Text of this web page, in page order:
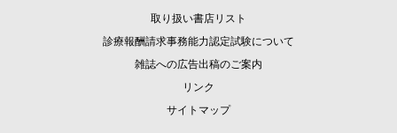
取り扱い書店リスト
診療報酬請求事務能力認定試験について
雑誌への広告出稿のご案内
リンク
サイトマップ